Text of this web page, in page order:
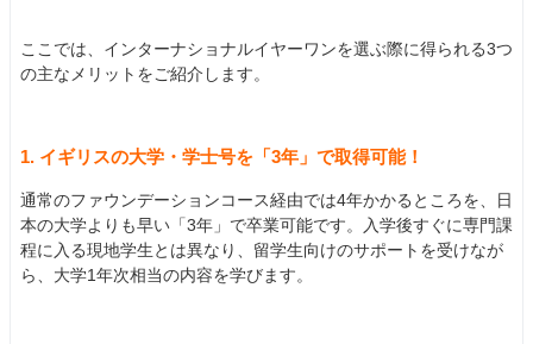
ここでは、インターナショナルイヤーワンを選ぶ際に得られる3つ
の主なメリットをご紹介します。
1. イギリスの大学・学士号を「3年」で取得可能！
通常のファウンデーションコース経由では4年かかるところを、日
本の大学よりも早い「3年」で卒業可能です。入学後すぐに専門課
程に入る現地学生とは異なり、留学生向けのサポートを受けなが
ら、大学1年次相当の内容を学びます。